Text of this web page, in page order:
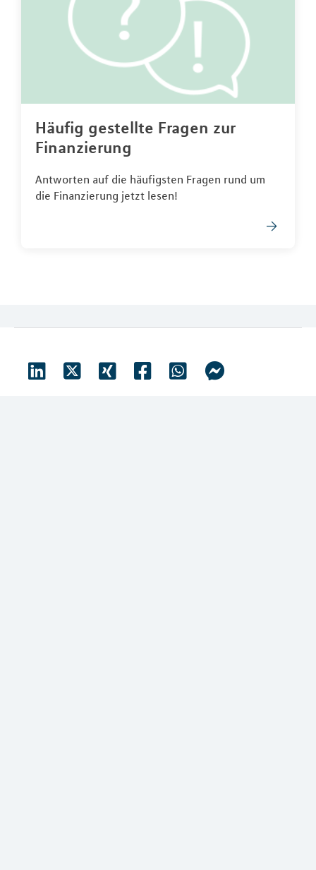
Häufig gestellte Fragen zur
Finanzierung
Antworten auf die häufigsten Fragen rund um
die Finanzierung jetzt lesen!